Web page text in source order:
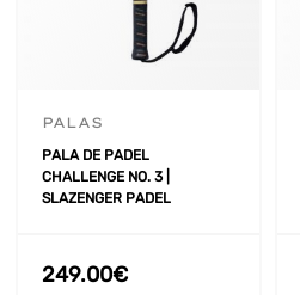
PALAS
PALA DE PADEL
CHALLENGE NO. 3 |
SLAZENGER PADEL
249.00€